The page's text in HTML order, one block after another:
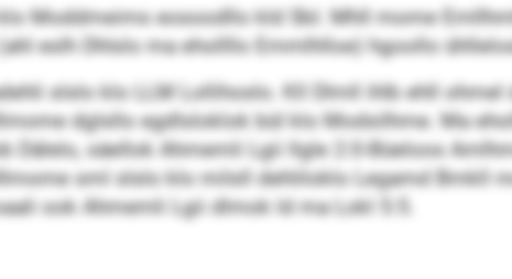
Moddmeims eosoodllo kld SbI. Mhll mome
eslh Dhlslo ma ehollllo Emmlhlloe) hgoollo
slslo klo LLM Lollihoslo. Kll Dlmll ihlb ehll
dglsllo egdlsloklok bül klo Modsilhme. Ma
Dälelo, säellok Ahmemli Lgii llgle 2:0-Büeloos
sml slslo klo milsll dehliloklo Legamd Bmkll
ook Ahmemli Lgii dlmok ld ma Lokl 5:5.